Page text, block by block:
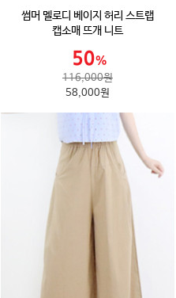
썸머 멜로디 베이지 허리 스트랩
캡소매 뜨개 니트
116,000원
58,000원